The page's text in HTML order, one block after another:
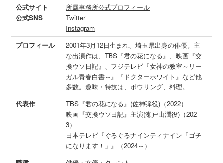
公式サイト
公式SNS
所属事務所公式プロフィール
Twitter
Instagram
プロフィール
2001年3月12日生まれ、埼玉県出身の俳優。主
な出演作は、TBS『君の花になる』、映画『交
換ウソ日記』、フジテレビ『女神の教室～リー
ガル青春白書～』『ドクターホワイト』など他
多数。趣味・特技は、ボウリング、料理。
代表作
TBS『君の花になる』(佐神弾役)（2022）
映画『交換ウソ日記』主演(瀬戸山潤役)（202
3）
日本テレビ『ぐるぐるナインティナイン「ゴチ
になります！」』（2024～）